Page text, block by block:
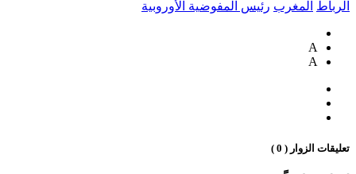
الرباط المغرب رئيس المفوضية الأوروبية
A
A
تعليقات الزوار ( 0 )